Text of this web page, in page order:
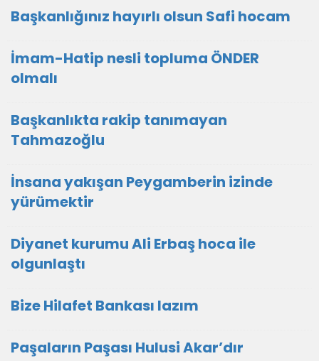
Başkanlığınız hayırlı olsun Safi hocam
İmam-Hatip nesli topluma ÖNDER
olmalı
Başkanlıkta rakip tanımayan
Tahmazoğlu
İnsana yakışan Peygamberin izinde
yürümektir
Diyanet kurumu Ali Erbaş hoca ile
olgunlaştı
Bize Hilafet Bankası lazım
Paşaların Paşası Hulusi Akar’dır